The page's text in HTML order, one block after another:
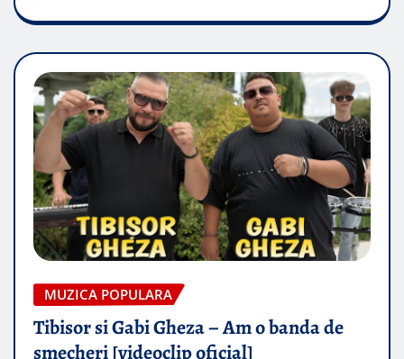
MUZICA POPULARA
Tibisor si Gabi Gheza – Am o banda de
smecheri [videoclip oficial]